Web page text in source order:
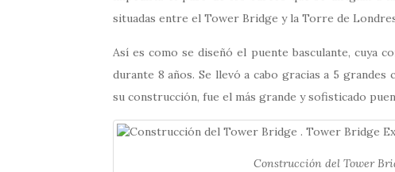
situadas entre el Tower Bridge y la Torre de
Así es como se diseñó el puente basculante, cuya
durante 8 años. Se llevó a cabo gracias a 5
su construcción, fue el más grande y sofisticado
Construcción del Tower